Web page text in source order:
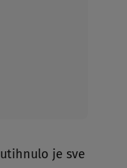
je sve